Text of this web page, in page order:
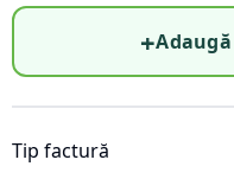
+
Tip factură